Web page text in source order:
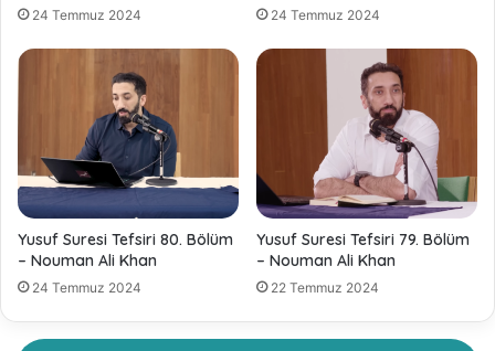
24 Temmuz 2024 24 Temmuz 2024
Yusuf Suresi Tefsiri 80. Bölüm
– Nouman Ali Khan
24 Temmuz 2024
Yusuf Suresi Tefsiri 79. Bölüm
– Nouman Ali Khan
22 Temmuz 2024